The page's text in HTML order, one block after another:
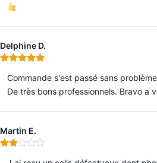
Delphine D.
Note : 5 sur 5
Commande s'est passé sans
De très bons professionnels. Bravo a
Martin E.
Note : 2 sur 5